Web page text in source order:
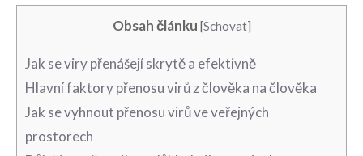
Obsah článku [Schovat]
Jak se‌ viry přenášejí skrytě a efektivně
Hlavní faktory přenosu ​virů z člověka na člověka
Jak se vyhnout přenosu virů ‌ve veřejných
prostorech